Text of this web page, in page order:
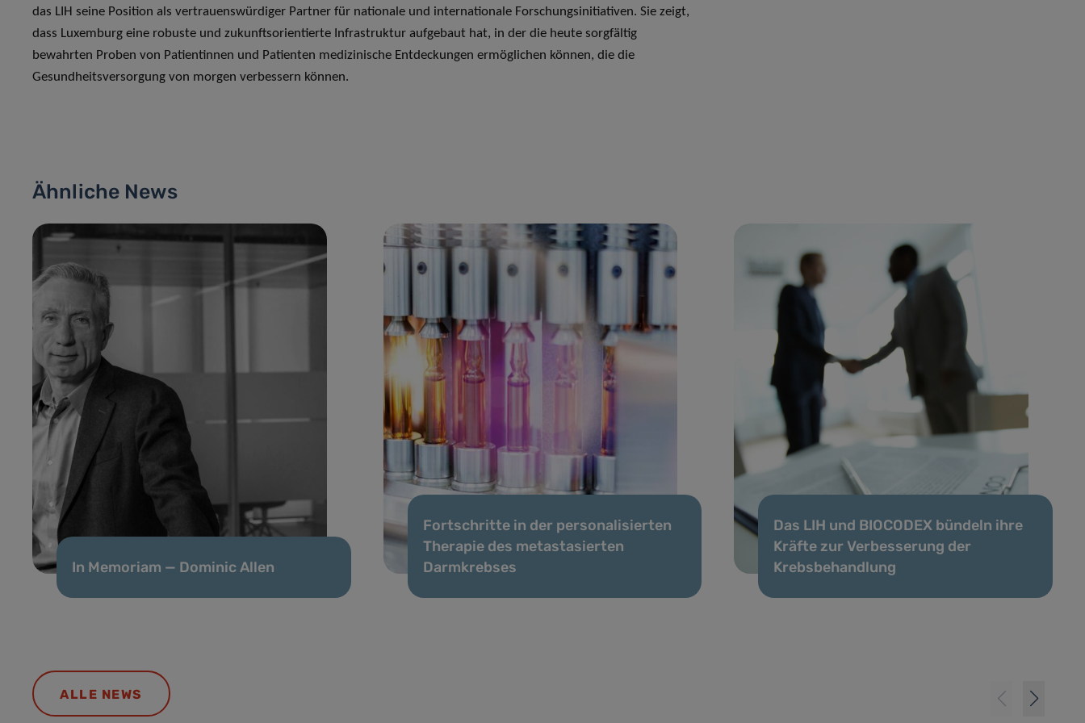
das LIH seine Position als vertrauenswürdiger Partner für nationale und internationale Forschungsinitiativen. Sie zeigt,
dass Luxemburg eine robuste und zukunftsorientierte Infrastruktur aufgebaut hat, in der die heute sorgfältig
bewahrten Proben von Patientinnen und Patienten medizinische Entdeckungen ermöglichen können, die die
Gesundheitsversorgung von morgen verbessern können.
Ähnliche News
In Memoriam — Dominic Allen
Fortschritte in der personalisierten
Therapie des metastasierten
Darmkrebses
Das LIH und BIOCODEX bündeln ihre
Kräfte zur Verbesserung der
Krebsbehandlung
ALLE NEWS